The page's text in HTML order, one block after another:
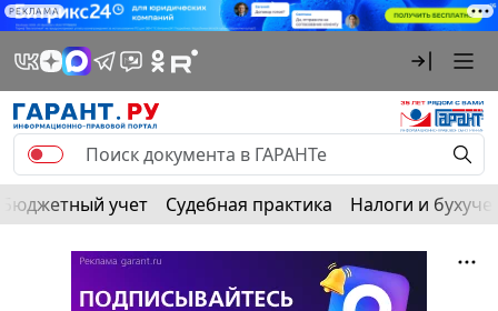
РЕКЛАМА
Бюджетный учет Судебная практика Налоги и